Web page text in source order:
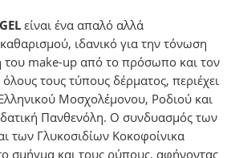
είναι ένα απαλό αλλά
ιδανικό για την τόνωση
του make-up από το πρόσωπο και τον
τους τύπους δέρματος, περιέχει
Μοσχολέμονου, Ροδιού και
Πανθενόλη. Ο συνδυασμός των
των Γλυκοσιδίων Κοκοφοίνικα
σμήγμα και τους ρύπους, αφήνοντας